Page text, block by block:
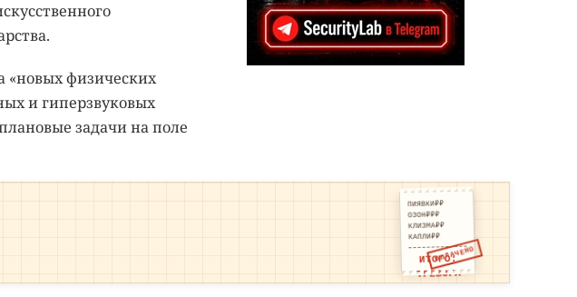
«новых физических
и гиперзвуковых
задачи на поле
ПИЯВКИ₽₽
ОЗОН₽₽₽
КЛИЗМА₽₽
КАПЛИ₽₽
ИТОГО:
ТРЕВОГА
ОПЛАЧЕНО